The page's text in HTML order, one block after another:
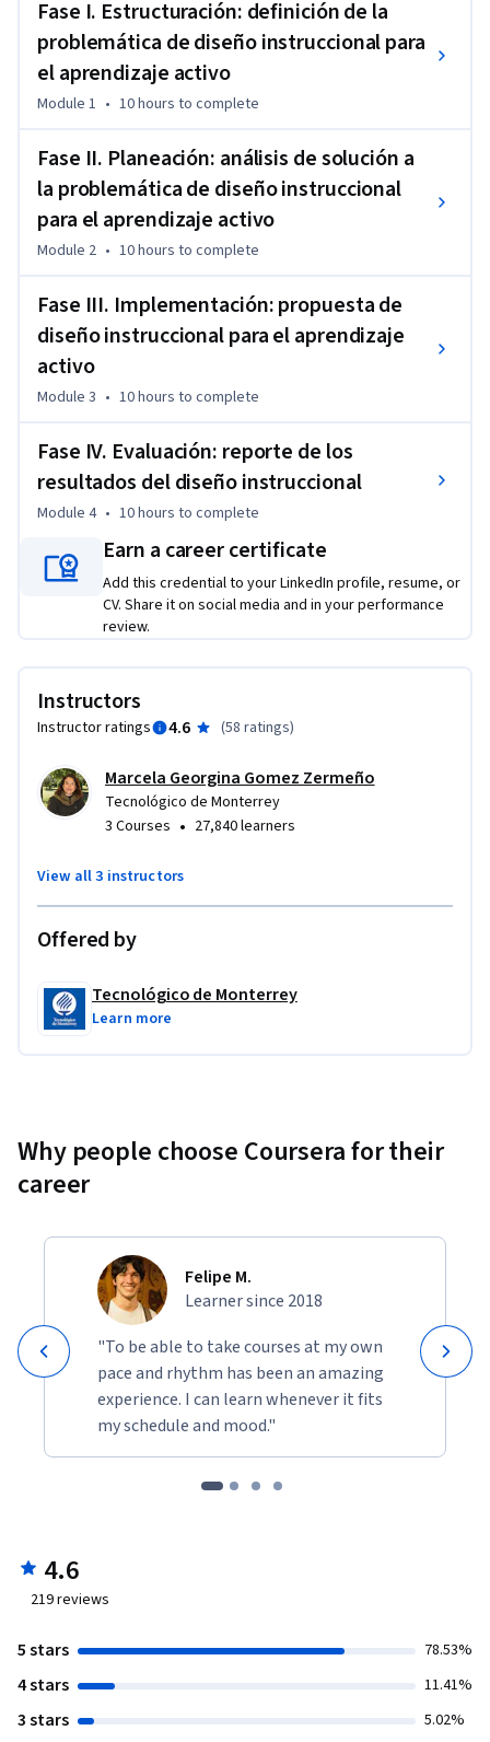
permite enfatizar la importancia de su interconexión
temporal y lógica, así como su vinculación con las diferentes
actividades que se realizan para alcanzar un objetivo común.
A lo largo de este curso desarrollarás y pondrás en práctica a
conocimientos adquiridos sobre aprendizaje activo que es
indudablemente uno de los medios más eficaces para
transformar los procesos de enseñanza-aprendizaje, así
como la incorporación de los componentes que integran a la
referencia a la incorporación de las Tecnologías de
Información y Comunicación en los diferentes ambientes de
Fase I. Estructuración: definición de la
problemática de diseño instruccional para
el aprendizaje activo
Module 1 • 10 hours to complete
Fase II. Planeación: análisis de solución a
la problemática de diseño instruccional
para el aprendizaje activo
Module 2 • 10 hours to complete
Fase III. Implementación: propuesta de
diseño instruccional para el aprendizaje
activo
Module 3 • 10 hours to complete
Fase IV. Evaluación: reporte de los
resultados del diseño instruccional
Module 4 • 10 hours to complete
Earn a career certificate
Add this credential to your LinkedIn profile, resume, or
CV. Share it on social media and in your performance
review.
Instructors
Instructor ratings 4.6 (58 ratings)
Marcela Georgina Gomez Zermeño
Tecnológico de Monterrey
3 Courses • 27,840 learners
View all 3 instructors
Offered by
Tecnológico de Monterrey
Learn more
Why people choose Coursera for their
career
Felipe M.
Learner since 2018
"To be able to take courses at my own
pace and rhythm has been an amazing
experience. I can learn whenever it fits
my schedule and mood."
4.6
219reviews
5 stars 78.53%
4 stars 11.41%
3 stars 5.02%